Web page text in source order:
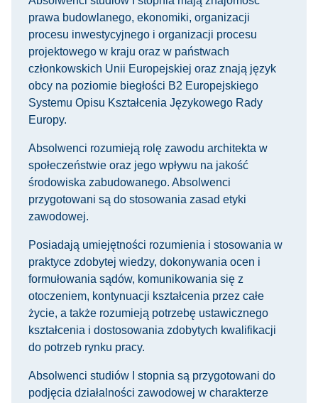
prawa budowlanego, ekonomiki, organizacji
procesu inwestycyjnego i organizacji procesu
projektowego w kraju oraz w państwach
członkowskich Unii Europejskiej oraz znają język
obcy na poziomie biegłości B2 Europejskiego
Systemu Opisu Kształcenia Językowego Rady
Europy.
Absolwenci rozumieją rolę zawodu architekta w
społeczeństwie oraz jego wpływu na jakość
środowiska zabudowanego. Absolwenci
przygotowani są do stosowania zasad etyki
zawodowej.
Posiadają umiejętności rozumienia i stosowania w
praktyce zdobytej wiedzy, dokonywania ocen i
formułowania sądów, komunikowania się z
otoczeniem, kontynuacji kształcenia przez całe
życie, a także rozumieją potrzebę ustawicznego
kształcenia i dostosowania zdobytych kwalifikacji
do potrzeb rynku pracy.
Absolwenci studiów I stopnia są przygotowani do
podjęcia działalności zawodowej w charakterze